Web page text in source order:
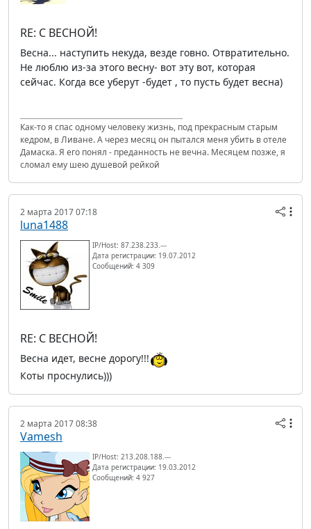
RE: С ВЕСНОЙ!
Весна... наступить некуда, везде говно. Отвратительно.
Не люблю из-за этого весну- вот эту вот, которая
сейчас. Когда все уберут -будет , то пусть будет весна)
Как-то я спас одному человеку жизнь, под прекрасным старым
кедром, в Ливане. А через месяц он пытался меня убить в отеле
Дамаска. Я его понял - преданность не вечна. Месяцем позже, я
сломал ему шею душевой рейкой
2 марта 2017 07:18
luna1488
IP/Host: 87.238.233.---
Дата регистрации: 19.07.2012
Сообщений: 4 309
RE: С ВЕСНОЙ!
Весна идет, весне дорогу!!!
Коты проснулись)))
2 марта 2017 08:38
Vamesh
IP/Host: 213.208.188.---
Дата регистрации: 19.03.2012
Сообщений: 4 927